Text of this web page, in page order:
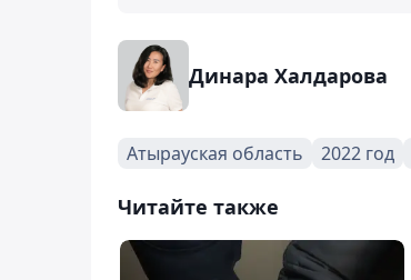
Динара Халдарова
Атырауская область 2022 год
Читайте также